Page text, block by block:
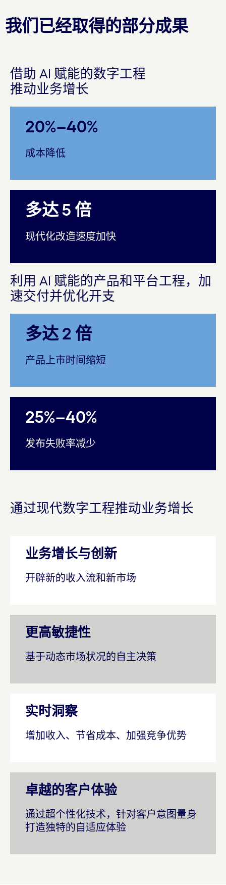
我们已经取得的部分成果
借助 AI 赋能的数字工程
推动业务增长
20%–40%
成本降低
多达 5 倍
现代化改造速度加快
利用 AI 赋能的产品和平台工程，加
速交付并优化开支
多达 2 倍
产品上市时间缩短
25%–40%
发布失败率减少
通过现代数字工程推动业务增长
业务增长与创新
开辟新的收入流和新市场
更高敏捷性
基于动态市场状况的自主决策
实时洞察
增加收入、节省成本、加强竞争优势
卓越的客户体验
通过超个性化技术，针对客户意图量身
打造独特的自适应体验